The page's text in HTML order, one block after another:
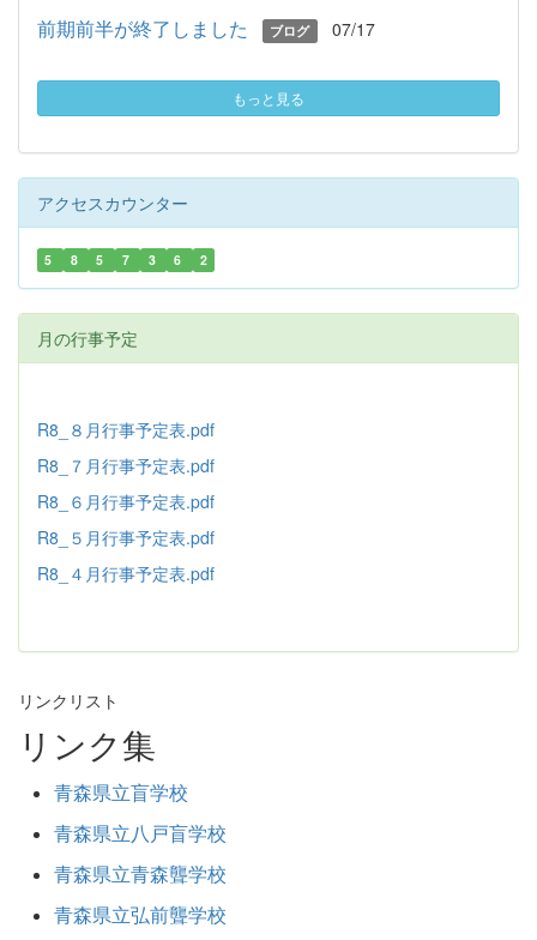
前期前半が終了しました ブログ 07/17
もっと見る
アクセスカウンター
5 8 5 7 3 6 2
月の行事予定
R8_８月行事予定表.pdf
R8_７月行事予定表.pdf
R8_６月行事予定表.pdf
R8_５月行事予定表.pdf
R8_４月行事予定表.pdf
リンクリスト
リンク集
青森県立盲学校
青森県立八戸盲学校
青森県立青森聾学校
青森県立弘前聾学校